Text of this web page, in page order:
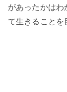
があったかはわ
て生きることを